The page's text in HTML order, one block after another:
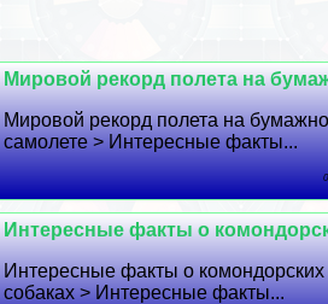
Мировой рекорд полета на
Мировой рекорд полета на
самолете > Интересные факты...
Интересные факты о
Интересные факты о комондорских
собаках > Интересные факты...